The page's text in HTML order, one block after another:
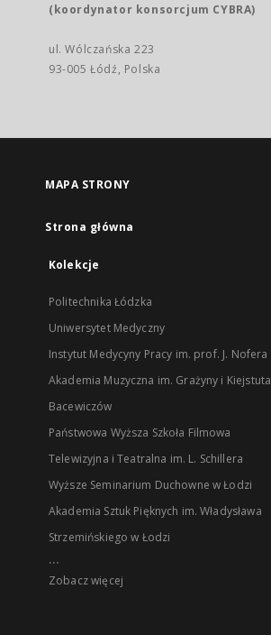
(koordynator konsorcjum CYBRA)
ul. Wólczańska 223
93-005 Łódź, Polska
MAPA STRONY
Strona główna
Kolekcje
Politechnika Łódzka
Uniwersytet Medyczny
Instytut Medycyny Pracy im. prof. J. Nofera
Akademia Muzyczna im. Grażyny i Kiejstuta
Bacewiczów
Państwowa Wyższa Szkoła Filmowa
Telewizyjna i Teatralna im. L. Schillera
Wyższe Seminarium Duchowne w Łodzi
Akademia Sztuk Pięknych im. Władysława
Strzemińskiego w Łodzi
...
Zobacz więcej